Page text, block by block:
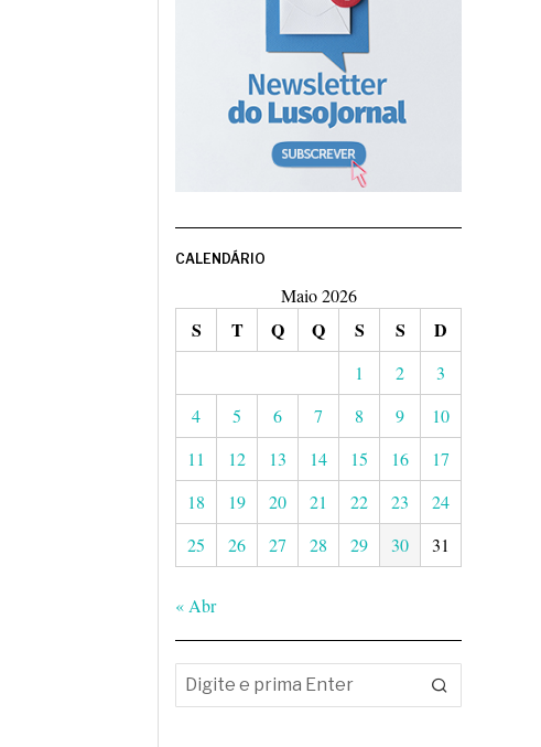
CALENDÁRIO
Maio 2026
S T Q Q S S D
1 2
3
4
5 6 7 8 9
10
11
12 13 14 15 16
17
18
19 20 21 22 23
24
25
26 27 28 29 30 31
« Abr